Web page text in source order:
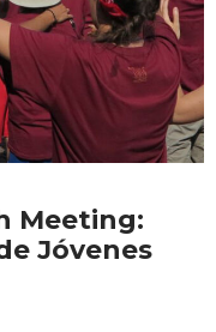
Meeting:
Jóvenes